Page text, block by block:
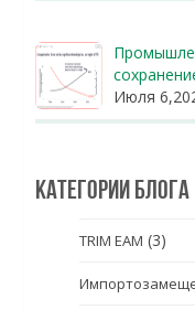
Июля
Категории блога
TRIM EAM (3)